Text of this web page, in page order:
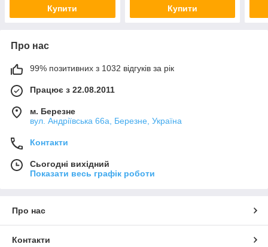
Купити Купити
Про нас
99% позитивних з 1032 відгуків за рік
Працює з 22.08.2011
м. Березне
вул. Андріївська 66а, Березне, Україна
Контакти
Сьогодні вихідний
Показати весь графік роботи
Про нас
Контакти